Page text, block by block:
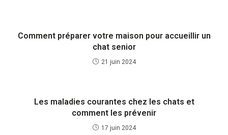
Comment préparer votre maison pour accueillir un
chat senior
21 juin 2024
Les maladies courantes chez les chats et
comment les prévenir
17 juin 2024